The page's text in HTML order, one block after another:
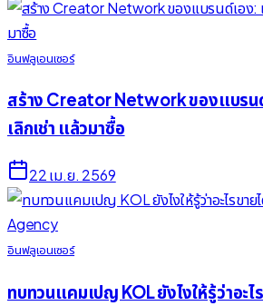
อินฟลูเอนเซอร์
สร้าง Creator Network ของแบรน
เลิกเช่า แล้วมาซื้อ
22 เม.ย. 2569
อินฟลูเอนเซอร์
ทบทวนแคมเปญ KOL ยังไงให้รู้ว่าอะไ